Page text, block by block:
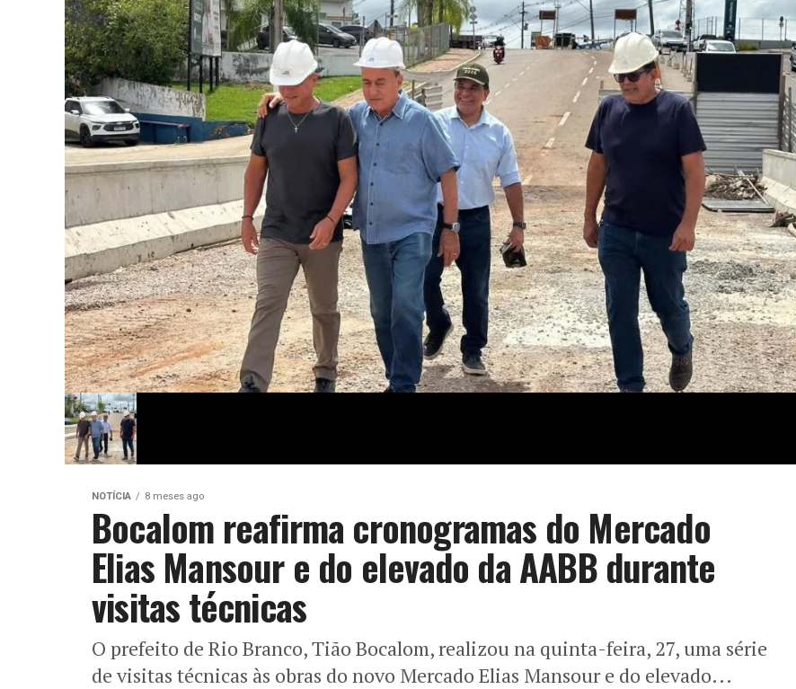
NOTÍCIA 8 meses ago
Bocalom reafirma cronogramas do Mercado
Elias Mansour e do elevado da AABB durante
visitas técnicas
O prefeito de Rio Branco, Tião Bocalom, realizou na quinta-feira, 27, uma série
de visitas técnicas às obras do novo Mercado Elias Mansour e do elevado...